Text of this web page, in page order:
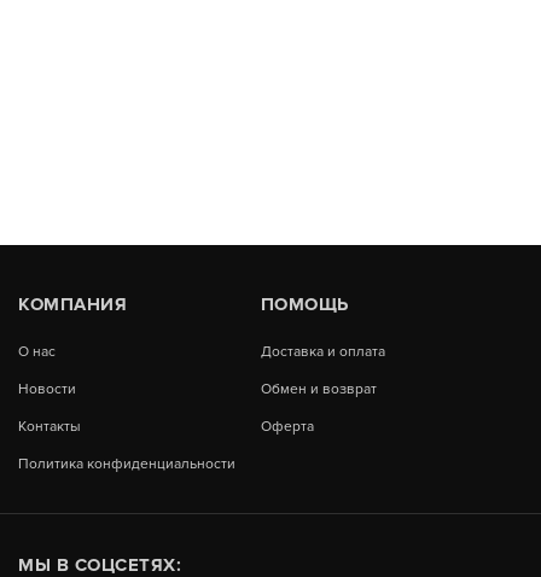
КОМПАНИЯ
О нас
Новости
Контакты
Политика конфиденциальности
ПОМОЩЬ
Доставка и оплата
Обмен и возврат
Оферта
МЫ В СОЦСЕТЯХ: